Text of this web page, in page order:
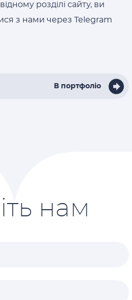
розділі сайту, ви
з нами через Telegram
В портфоліо
нам